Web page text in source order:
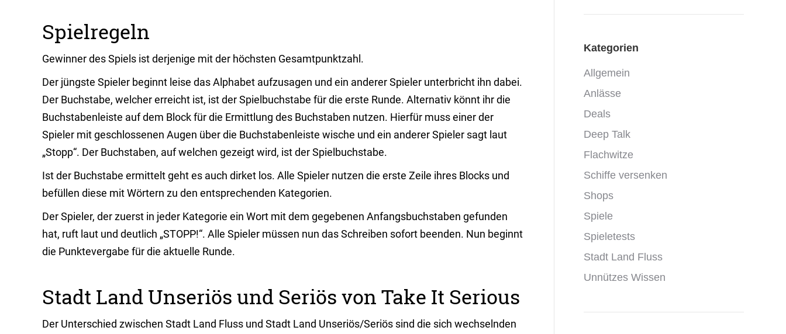
Spielregeln
Gewinner des Spiels ist derjenige mit der höchsten Gesamtpunktzahl.
Der jüngste Spieler beginnt leise das Alphabet aufzusagen und ein anderer Spieler unterbricht ihn dabei.
Der Buchstabe, welcher erreicht ist, ist der Spielbuchstabe für die erste Runde. Alternativ könnt ihr die
Buchstabenleiste auf dem Block für die Ermittlung des Buchstaben nutzen. Hierfür muss einer der
Spieler mit geschlossenen Augen über die Buchstabenleiste wische und ein anderer Spieler sagt laut
„Stopp“. Der Buchstaben, auf welchen gezeigt wird, ist der Spielbuchstabe.
Ist der Buchstabe ermittelt geht es auch dirket los. Alle Spieler nutzen die erste Zeile ihres Blocks und
befüllen diese mit Wörtern zu den entsprechenden Kategorien.
Der Spieler, der zuerst in jeder Kategorie ein Wort mit dem gegebenen Anfangsbuchstaben gefunden
hat, ruft laut und deutlich „STOPP!“. Alle Spieler müssen nun das Schreiben sofort beenden. Nun beginnt
die Punktevergabe für die aktuelle Runde.
Stadt Land Unseriös und Seriös von Take It Serious
Der Unterschied zwischen Stadt Land Fluss und Stadt Land Unseriös/Seriös sind die sich wechselnden
Kategorien
Allgemein
Anlässe
Deals
Deep Talk
Flachwitze
Schiffe versenken
Shops
Spiele
Spieletests
Stadt Land Fluss
Unnützes Wissen